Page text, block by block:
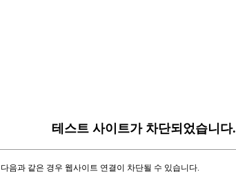
테스트 사이트가 차단되었습니다.
다음과 같은 경우 웹사이트 연결이 차단될 수 있습니다.